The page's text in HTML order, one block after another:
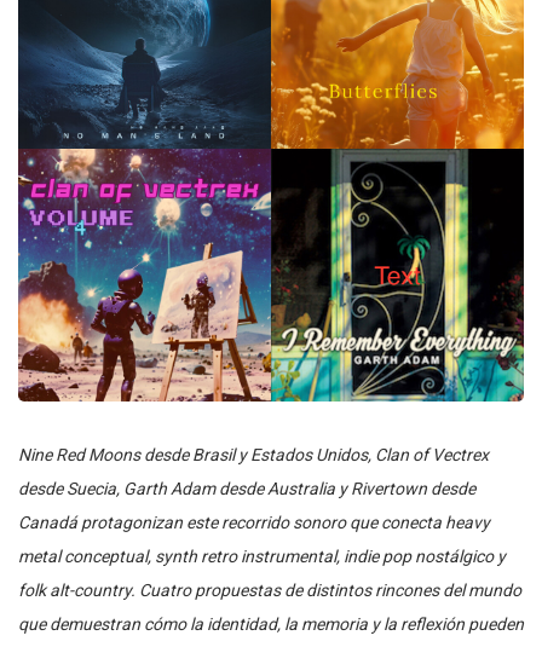
Nine Red Moons desde Brasil y Estados Unidos, Clan of Vectrex
desde Suecia, Garth Adam desde Australia y Rivertown desde
Canadá protagonizan este recorrido sonoro que conecta heavy
metal conceptual, synth retro instrumental, indie pop nostálgico y
folk alt-country. Cuatro propuestas de distintos rincones del mundo
que demuestran cómo la identidad, la memoria y la reflexión pueden